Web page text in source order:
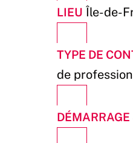
Lieu Île-de-
Type de
de
Démarrage